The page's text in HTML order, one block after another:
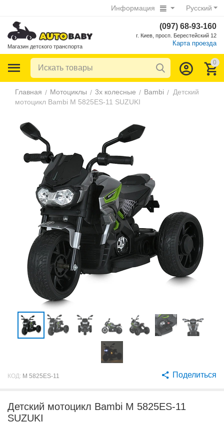
Русский
Информация
Магазин детского транспорта
(097) 68-93-160
г. Киев, просп. Берестейский 12
Карта проезда
0
Главная / Мотоциклы / 3х колесные / Bambi / Детский
мотоцикл Bambi M 5825ES-11 SUZUKI
КОД: M 5825ES-11 Поделиться
Детский мотоцикл Bambi M 5825ES-11
SUZUKI